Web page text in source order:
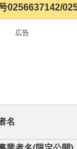
0256637142/
広告
名